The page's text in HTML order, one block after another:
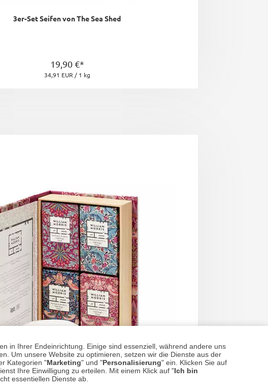
in Ihrer Endeinrichtung. Einige sind essenziell, während andere uns
Um unsere Website zu optimieren, setzen wir die Dienste aus der
Kategorien "Marketing" und "Personalisierung" ein. Klicken Sie auf
Ihre Einwilligung zu erteilen. Mit einem Klick auf "Ich bin
essentiellen Dienste ab.
3er-Set Seifen von The Sea Shed
19,90 €*
34,91 EUR / 1 kg